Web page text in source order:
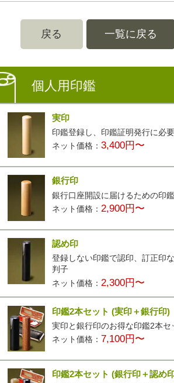
戻る 一覧に戻る
個人用印鑑
実印
印鑑登録し、印鑑証明発行に必
ネット価格：3,400円〜
銀行印
銀行口座開設に届けるための印鑑
ネット価格： 2,900円〜
認め印
登録しない印鑑で認印、訂正印
判子
ネット価格： 2,300円〜
印鑑2本セット(実印＋銀行印)
実印と銀行印のお得な印鑑2本セ
ネット価格： 7,100円〜
印鑑2本セット(銀行印＋認め